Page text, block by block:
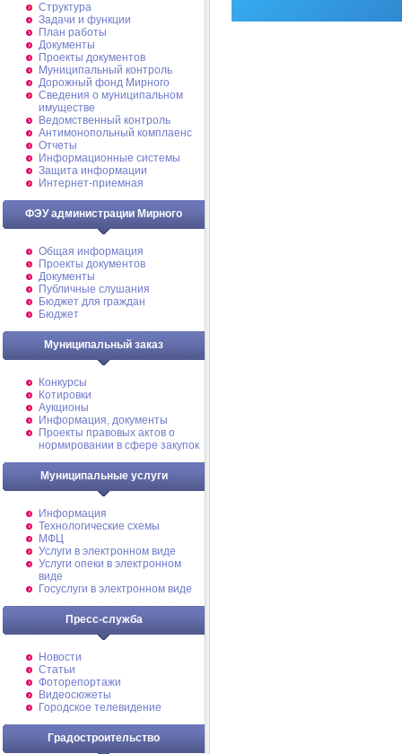
Структура
Задачи и функции
План работы
Документы
Проекты документов
Муниципальный контроль
Дорожный фонд Мирного
Cведения о муниципальном
имуществе
Ведомственный контроль
Антимонопольный комплаенс
Отчеты
Информационные системы
Защита информации
Интернет-приемная
ФЭУ администрации Мирного
Общая информация
Проекты документов
Документы
Публичные слушания
Бюджет для граждан
Бюджет
Муниципальный заказ
Конкурсы
Котировки
Аукционы
Информация, документы
Проекты правовых актов о
нормировании в сфере закупок
Муниципальные услуги
Информация
Технологические схемы
МФЦ
Услуги в электронном виде
Услуги опеки в электронном
виде
Госуслуги в электронном виде
Пресс-служба
Новости
Статьи
Фоторепортажи
Видеосюжеты
Городское телевидение
Градостроительство